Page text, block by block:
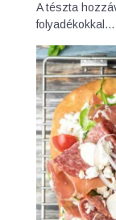
A tészta
folyadékokkal…